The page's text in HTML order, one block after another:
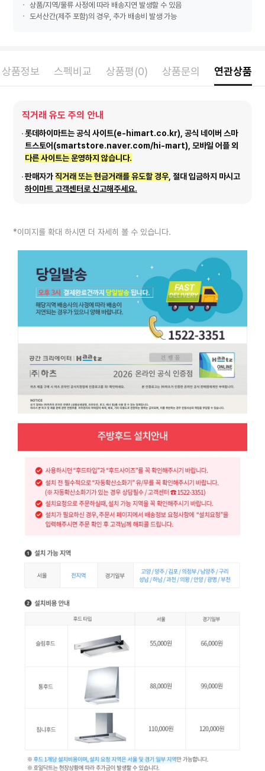
상품/지역/물류 사정에 따라 배송지연 발생할 수 있음
도서산간(제주 포함)의 경우, 추가 배송비 발생 가능
상품정보 스펙비교 상품평(0) 상품문의 연관상품
직거래 유도 주의 안내
롯데하이마트는 공식 사이트(e-himart.co.kr), 공식 네이버 스마
트스토어(smartstore.naver.com/hi-mart), 모바일 어플 외
다른 사이트는 운영하지 않습니다.
판매자가직거래 또는 현금거래를 유도할 경우 , 절대 입금하지 마시고
하이마트 고객센터로 신고해주세요.
*이미지를 확대 하시면 더 자세히 볼 수 있습니다.